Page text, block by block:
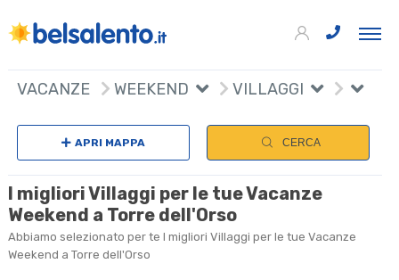
VACANZE WEEKEND VILLAGGI
APRI MAPPA CERCA
I migliori Villaggi per le tue Vacanze
Weekend a Torre dell'Orso
Abbiamo selezionato per te I migliori Villaggi per le tue Vacanze
Weekend a Torre dell'Orso